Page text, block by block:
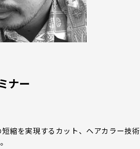
ナー
縮を実現するカット、ヘアカラー技術